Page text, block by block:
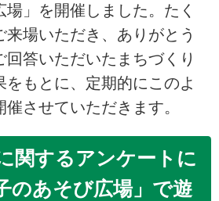
場」を開催しました。たく
来場いただき、ありがとう
回答いただいたまちづくり
をもとに、定期的にこのよ
させていただきます。
関するアンケートに
のあそび広場」で遊